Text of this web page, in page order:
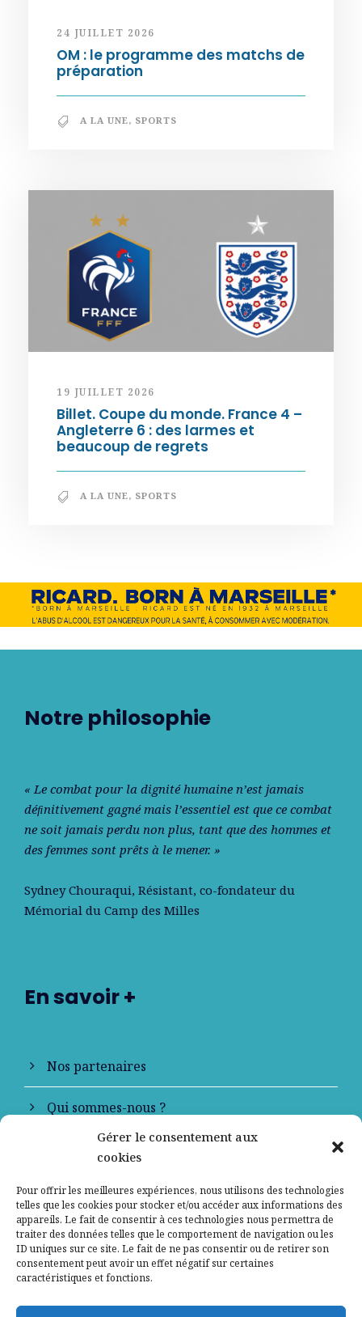
Gérer le consentement aux
cookies
Pour offrir les meilleures expériences, nous utilisons des technologies
telles que les cookies pour stocker et/ou accéder aux informations des
appareils. Le fait de consentir à ces technologies nous permettra de
traiter des données telles que le comportement de navigation ou les
ID uniques sur ce site. Le fait de ne pas consentir ou de retirer son
consentement peut avoir un effet négatif sur certaines
caractéristiques et fonctions.
24 JUILLET 2026
OM : le programme des matchs de
préparation
A LA UNE, SPORTS
19 JUILLET 2026
Billet. Coupe du monde. France 4 –
Angleterre 6 : des larmes et
beaucoup de regrets
A LA UNE, SPORTS
Notre philosophie
« Le combat pour la dignité humaine n’est jamais
déﬁnitivement gagné mais l’essentiel est que ce combat
ne soit jamais perdu non plus, tant que des hommes et
des femmes sont prêts à le mener. »
Sydney Chouraqui, Résistant, co-fondateur du
Mémorial du Camp des Milles
En savoir +
Nos partenaires
Qui sommes-nous ?
Contactez-nous
Mentions légales
Politique de confidentialité